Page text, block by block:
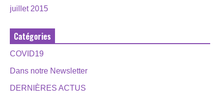
juillet 2015
Catégories
COVID19
Dans notre Newsletter
DERNIÈRES ACTUS